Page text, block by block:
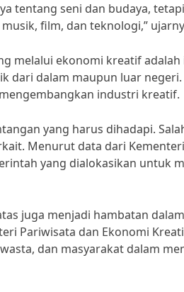
tentang seni dan budaya,
film, dan teknologi,”
melalui ekonomi kreatif
dari dalam maupun luar negeri.
industri kreatif.
yang harus dihadapi.
Menurut data dari
yang dialokasikan untuk
juga menjadi hambatan dalam
Pariwisata dan Ekonomi
dan masyarakat dalam